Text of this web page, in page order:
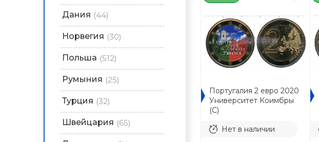
Дания (44)
Норвегия (30)
Польша (512)
Румыния (25)
Турция (32)
Швейцария (65)
Португалия 2 евро 2020
Университет Коимбры
(C)
Нет в наличии